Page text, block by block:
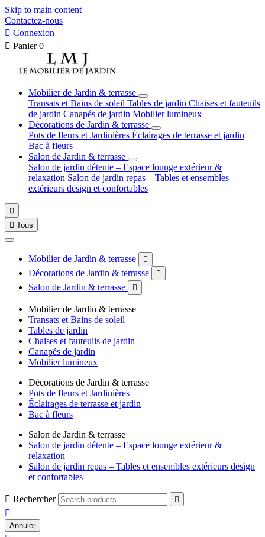
Skip to main content
Contactez-nous
 Connexion
 Panier 0
Mobilier de Jardin & terrasse
Transats et Bains de soleil Tables de jardin Chaises et fauteuils
de jardin Canapés de jardin Mobilier lumineux
Décorations de Jardin & terrasse
Pots de fleurs et Jardinières Éclairages de terrasse et jardin
Bac à fleurs
Salon de Jardin & terrasse
Salon de jardin détente – Espace lounge extérieur &
relaxation Salon de jardin repas – Tables et ensembles
extérieurs design et confortables

 Tous
Mobilier de Jardin & terrasse 
Décorations de Jardin & terrasse 
Salon de Jardin & terrasse 
Mobilier de Jardin & terrasse
Transats et Bains de soleil
Tables de jardin
Chaises et fauteuils de jardin
Canapés de jardin
Mobilier lumineux
Décorations de Jardin & terrasse
Pots de fleurs et Jardinières
Éclairages de terrasse et jardin
Bac à fleurs
Salon de Jardin & terrasse
Salon de jardin détente – Espace lounge extérieur &
relaxation
Salon de jardin repas – Tables et ensembles extérieurs design
et confortables
 Rechercher 

Annuler